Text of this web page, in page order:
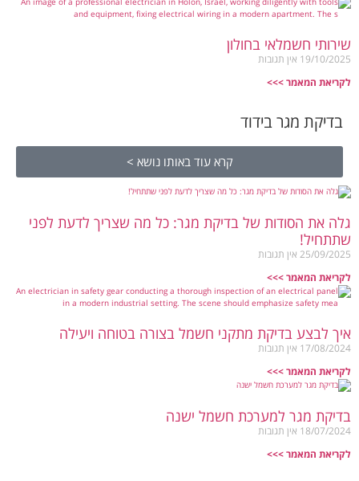
שירותי חשמלאי בחולון
19/10/2025 אין תגובות
לקריאת המאמר >>>
בדיקת מגר בידוד
קרא עוד באותו נושא >
גלה את הסודות של בדיקת מגר: כל מה שצריך לדעת לפני
שתתחיל!
25/09/2025 אין תגובות
לקריאת המאמר >>>
איך לבצע בדיקת מתקני חשמל בצורה בטוחה ויעילה
17/08/2024 אין תגובות
לקריאת המאמר >>>
בדיקת מגר למערכת חשמל ישנה
18/07/2024 אין תגובות
לקריאת המאמר >>>